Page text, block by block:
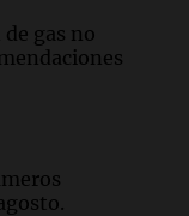
gas no